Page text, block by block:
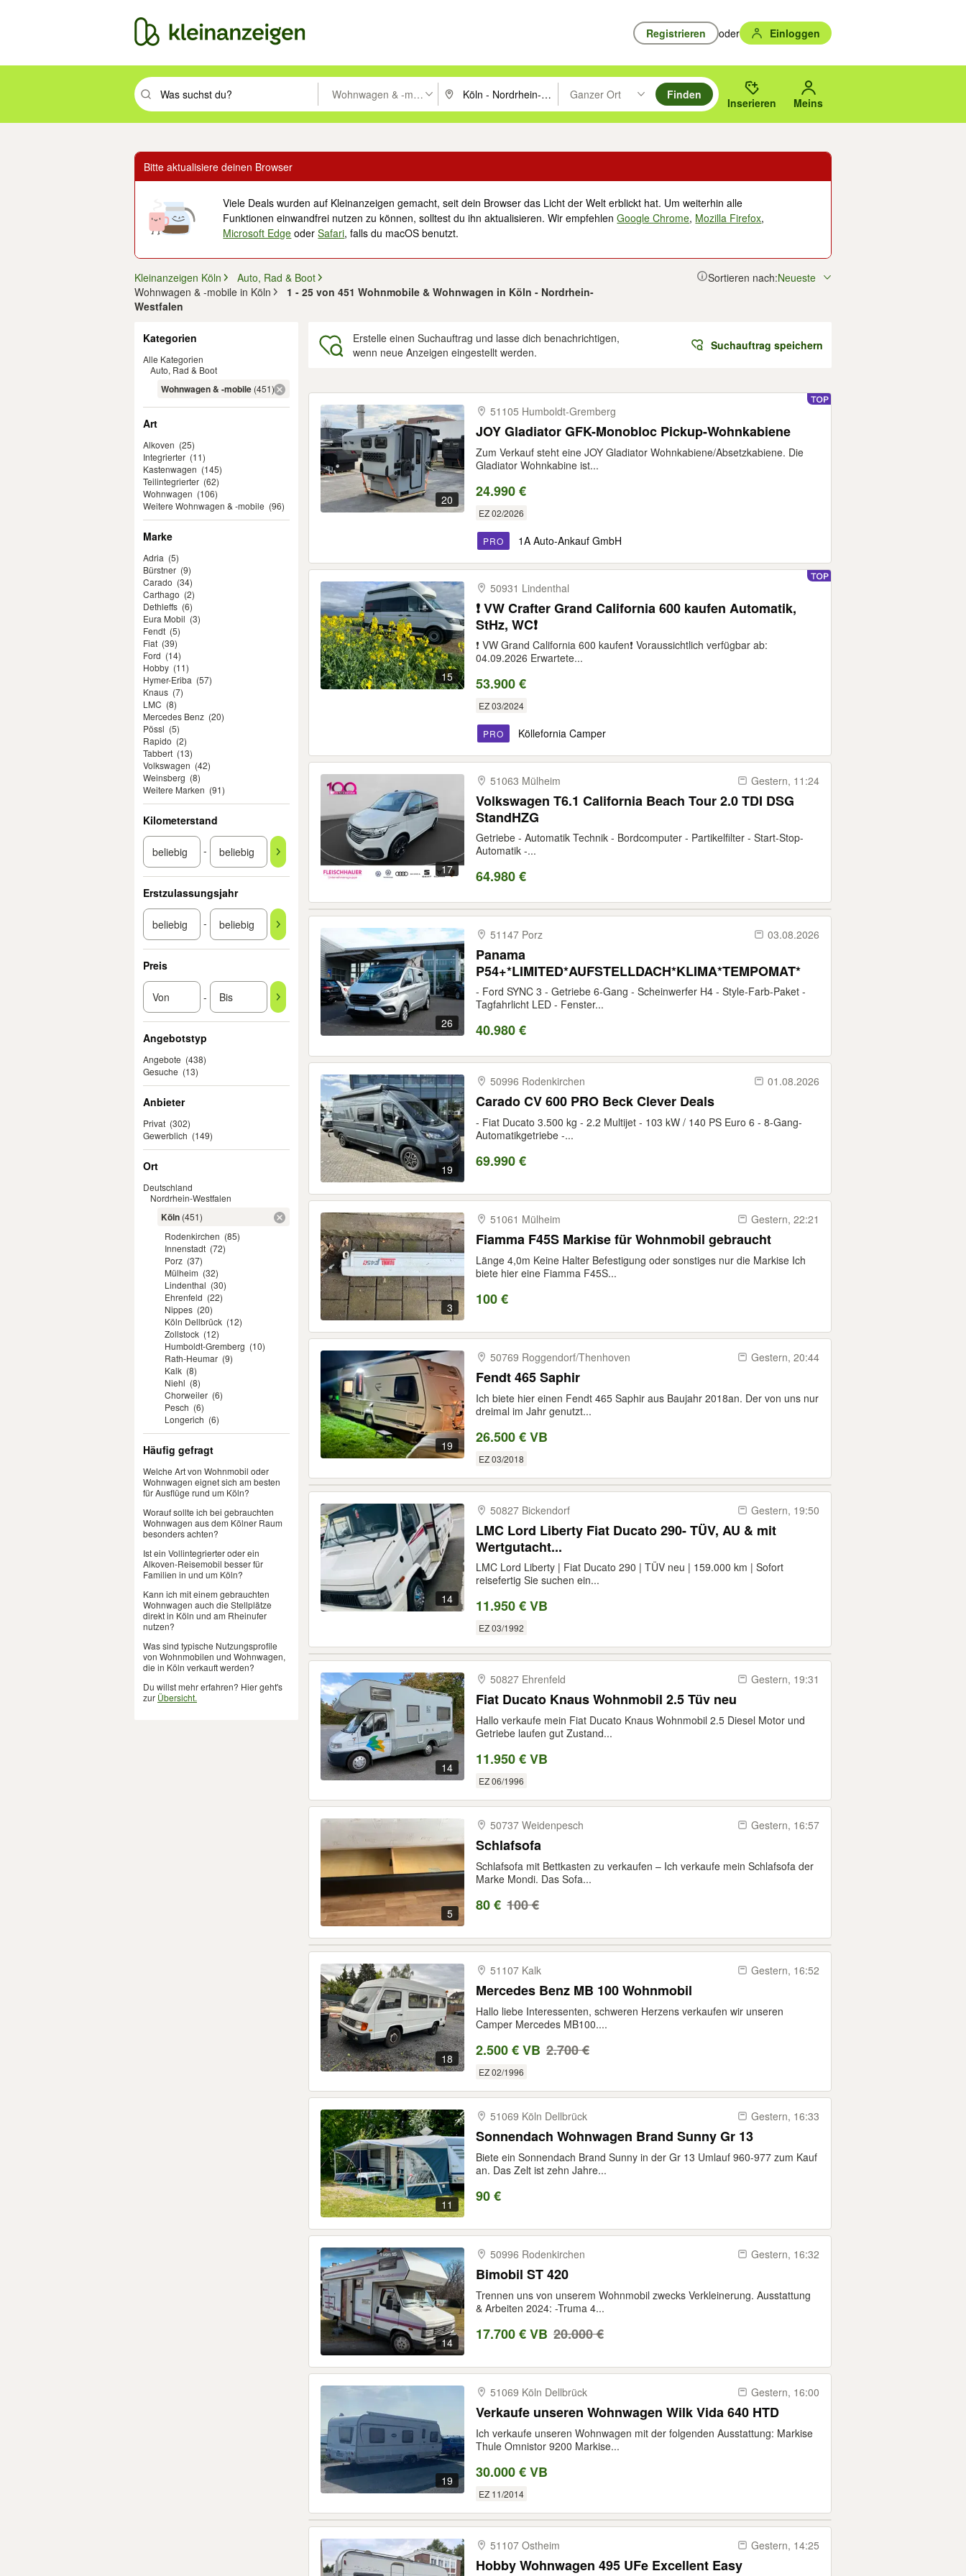
Registrieren oder Einloggen
Suchbegriff eingeben. Eingabetaste drücken um zu suchen, oder Vorschläge mit den Pfeiltasten nach oben/unten durchsuchen und mit Eingabetaste auswählen.
Wohnwagen & -mobile PLZ oder Ort eingeben. Eingabetaste drücken um zu suchen, oder Vorschläge mit den Pfeiltasten nach oben/
Ganzer Ort
Suche im Umkreis des gewählten Orts oder PLZ.
Finden
Inserieren Meins
Bitte aktualisiere deinen Browser
Viele Deals wurden auf Kleinanzeigen gemacht, seit dein Browser das Licht der Welt erblickt hat. Um weiterhin alle
Funktionen einwandfrei nutzen zu können, solltest du ihn aktualisieren. Wir empfehlenGoogle Chrome, Mozilla Firefox,
Microsoft Edge oderSafari, falls du macOS benutzt.
Kleinanzeigen Köln
Auto, Rad & Boot
Wohnwagen & -mobile in Köln
1 - 25 von 451 Wohnmobile & Wohnwagen in Köln - Nordrhein-
Westfalen
Sortieren nach:Neueste
Kategorien
Alle Kategorien
Auto, Rad & Boot
Wohnwagen & -mobile (451)
Art
Alkoven (25)
Integrierter (11)
Kastenwagen (145)
Teilintegrierter (62)
Wohnwagen (106)
Weitere Wohnwagen & -mobile (96)
Marke
Adria (5)
Bürstner (9)
Carado (34)
Carthago (2)
Dethleffs (6)
Eura Mobil (3)
Fendt (5)
Fiat (39)
Ford (14)
Hobby (11)
Hymer-Eriba (57)
Knaus (7)
LMC (8)
Mercedes Benz (20)
Pössl (5)
Rapido (2)
Tabbert (13)
Volkswagen (42)
Weinsberg (8)
Weitere Marken (91)
Kilometerstand
-
Erstzulassungsjahr
-
Preis
-
Angebotstyp
Angebote (438)
Gesuche (13)
Anbieter
Privat (302)
Gewerblich (149)
Ort
Deutschland
Nordrhein-Westfalen
Köln (451)
Rodenkirchen (85)
Innenstadt (72)
Porz (37)
Mülheim (32)
Lindenthal (30)
Ehrenfeld (22)
Nippes (20)
Köln Dellbrück (12)
Zollstock (12)
Humboldt-Gremberg (10)
Rath-Heumar (9)
Kalk (8)
Niehl (8)
Chorweiler (6)
Pesch (6)
Longerich (6)
Häufig gefragt
Welche Art von Wohnmobil oder
Wohnwagen eignet sich am besten
für Ausflüge rund um Köln?
Worauf sollte ich bei gebrauchten
Wohnwagen aus dem Kölner Raum
besonders achten?
Ist ein Vollintegrierter oder ein
Alkoven-Reisemobil besser für
Familien in und um Köln?
Kann ich mit einem gebrauchten
Wohnwagen auch die Stellplätze
direkt in Köln und am Rheinufer
nutzen?
Was sind typische Nutzungsprofile
von Wohnmobilen und Wohnwagen,
die in Köln verkauft werden?
Du willst mehr erfahren? Hier geht's
zur Übersicht.
Erstelle einen Suchauftrag und lasse dich benachrichtigen,
wenn neue Anzeigen eingestellt werden.
Suchauftrag speichern
20
51105 Humboldt-​Gremberg
JOY Gladiator GFK-Monobloc Pickup-Wohnkabiene
Zum Verkauf steht eine JOY Gladiator Wohnkabiene/Absetzkabiene. Die
Gladiator Wohnkabine ist...
24.990 €
EZ 02/2026
PRO 1A Auto-Ankauf GmbH
15
50931 Lindenthal
❗ VW Crafter Grand California 600 kaufen Automatik,
StHz, WC❗
❗ VW Grand California 600 kaufen❗ Voraussichtlich verfügbar ab:
04.09.2026 Erwartete...
53.900 €
EZ 03/2024
PRO Köllefornia Camper
17
51063 Mülheim Gestern, 11:24
Volkswagen T6.1 California Beach Tour 2.0 TDI DSG
StandHZG
Getriebe - Automatik Technik - Bordcomputer - Partikelfilter - Start-Stop-
Automatik -...
64.980 €
26
51147 Porz 03.08.2026
Panama
P54+*LIMITED*AUFSTELLDACH*KLIMA*TEMPOMAT*
- Ford SYNC 3 - Getriebe 6-Gang - Scheinwerfer H4 - Style-Farb-Paket -
Tagfahrlicht LED - Fenster...
40.980 €
19
50996 Rodenkirchen 01.08.2026
Carado CV 600 PRO Beck Clever Deals
- Fiat Ducato 3.500 kg - 2.2 Multijet - 103 kW / 140 PS Euro 6 - 8-Gang-
Automatikgetriebe -...
69.990 €
3
51061 Mülheim Gestern, 22:21
Fiamma F45S Markise für Wohnmobil gebraucht
Länge 4,0m Keine Halter Befestigung oder sonstiges nur die Markise Ich
biete hier eine Fiamma F45S...
100 €
19
50769 Roggendorf/​Thenhoven Gestern, 20:44
Fendt 465 Saphir
Ich biete hier einen Fendt 465 Saphir aus Baujahr 2018an. Der von uns nur
dreimal im Jahr genutzt...
26.500 € VB
EZ 03/2018
14
50827 Bickendorf Gestern, 19:50
LMC Lord Liberty Fiat Ducato 290- TÜV, AU & mit
Wertgutacht...
LMC Lord Liberty | Fiat Ducato 290 | TÜV neu | 159.000 km | Sofort
reisefertig Sie suchen ein...
11.950 € VB
EZ 03/1992
14
50827 Ehrenfeld Gestern, 19:31
Fiat Ducato Knaus Wohnmobil 2.5 Tüv neu
Hallo verkaufe mein Fiat Ducato Knaus Wohnmobil 2.5 Diesel Motor und
Getriebe laufen gut Zustand...
11.950 € VB
EZ 06/1996
5
50737 Weidenpesch Gestern, 16:57
Schlafsofa
Schlafsofa mit Bettkasten zu verkaufen – Ich verkaufe mein Schlafsofa der
Marke Mondi. Das Sofa...
80 € 100 €
18
51107 Kalk Gestern, 16:52
Mercedes Benz MB 100 Wohnmobil
Hallo liebe Interessenten, schweren Herzens verkaufen wir unseren
Camper Mercedes MB100....
2.500 € VB 2.700 €
EZ 02/1996
11
51069 Köln Dellbrück Gestern, 16:33
Sonnendach Wohnwagen Brand Sunny Gr 13
Biete ein Sonnendach Brand Sunny in der Gr 13 Umlauf 960-977 zum Kauf
an. Das Zelt ist zehn Jahre...
90 €
14
50996 Rodenkirchen Gestern, 16:32
Bimobil ST 420
Trennen uns von unserem Wohnmobil zwecks Verkleinerung. Ausstattung
& Arbeiten 2024: -Truma 4...
17.700 € VB 20.000 €
19
51069 Köln Dellbrück Gestern, 16:00
Verkaufe unseren Wohnwagen Wilk Vida 640 HTD
Ich verkaufe unseren Wohnwagen mit der folgenden Ausstattung: Markise
Thule Omnistor 9200 Markise...
30.000 € VB
EZ 11/2014
51107 Ostheim Gestern, 14:25
Hobby Wohnwagen 495 UFe Excellent Easy